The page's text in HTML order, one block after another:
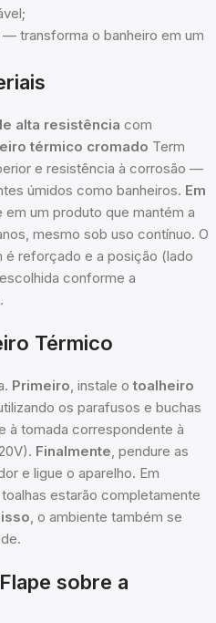
— transforma o banheiro em um
alta resistência com
térmico cromado Term
e resistência à corrosão —
úmidos como banheiros. Em
em um produto que mantém a
mesmo sob uso contínuo. O
reforçado e a posição (lado
conforme a
Térmico
Primeiro, instale o toalheiro
os parafusos e buchas
à tomada correspondente à
Finalmente, pendure as
e ligue o aparelho. Em
toalhas estarão completamente
, o ambiente também se
sobre a